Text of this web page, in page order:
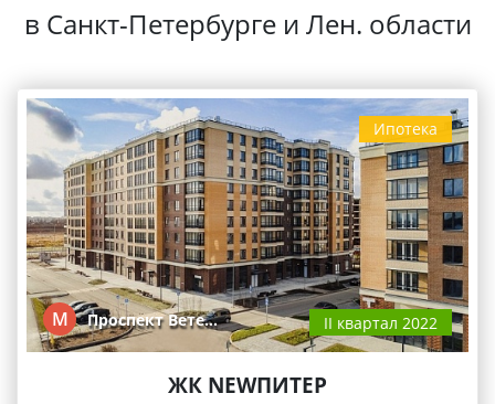
в Санкт-Петербурге и Лен. области
Ипотека
М Проспект Вете… II квартал 2022
ЖК NEWПИТЕР